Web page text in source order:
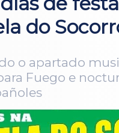
do
o apartado
Fuego e